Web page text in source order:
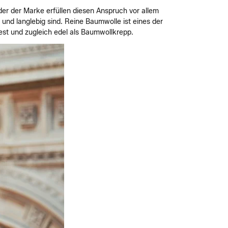
der Marke erfüllen diesen Anspruch vor allem
langlebig sind. Reine Baumwolle ist eines der
und zugleich edel als Baumwollkrepp.